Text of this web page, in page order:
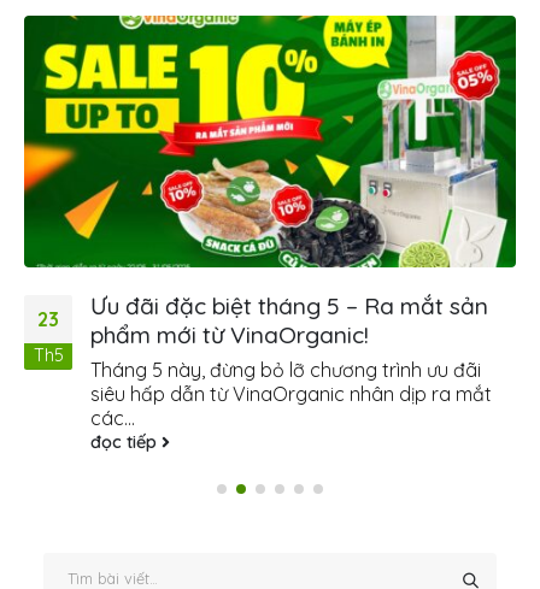
23
Th5
Ưu đãi đặc biệt tháng 5 – Ra mắt sản
phẩm mới từ VinaOrganic!
Tháng 5 này, đừng bỏ lỡ chương trình ưu đãi
siêu hấp dẫn từ VinaOrganic nhân dịp ra mắt
các...
đọc tiếp